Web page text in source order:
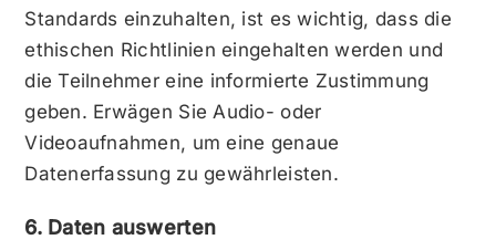
Standards einzuhalten, ist es wichtig, dass die
ethischen Richtlinien eingehalten werden und
die Teilnehmer eine informierte Zustimmung
geben. Erwägen Sie Audio- oder
Videoaufnahmen, um eine genaue
Datenerfassung zu gewährleisten.
6. Daten auswerten